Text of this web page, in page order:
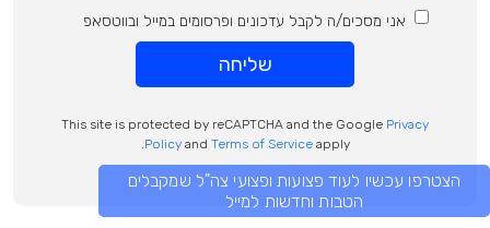
אני מסכים/ה לקבל עדכונים ופרסומים במייל ובווטסאפ
שליחה
This site is protected by reCAPTCHA and the Google Privacy
Policyand Terms of Serviceapply.
הצטרפו עכשיו לעוד פצועות ופצועי צה"ל שמקבלים
הטבות וחדשות למייל